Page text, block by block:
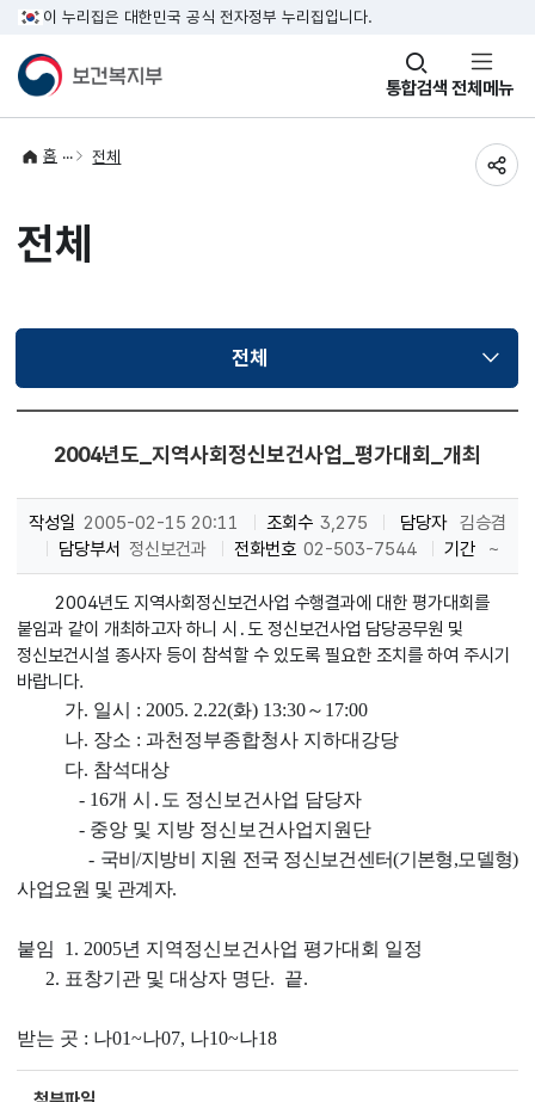
이 누리집은 대한민국 공식 전자정부 누리집입니다.
통합검색
창
열기 전체메뉴
홈 전체
전체
전체선택됨
2004년도_지역사회정신보건사업_평가대회_개최
작성일 2005-02-15 20:11 조회수 3,275 담당자 김승겸
담당부서 정신보건과 전화번호 02-503-7544 기간 ~
2004년도 지역사회정신보건사업 수행결과에 대한 평가대회를
붙임과 같이 개최하고자 하니 시․도 정신보건사업 담당공무원 및
정신보건시설 종사자 등이 참석할 수 있도록 필요한 조치를 하여 주시기
바랍니다.
가. 일시 : 2005. 2.22(화) 13:30～17:00
나. 장소 : 과천정부종합청사 지하대강당
다. 참석대상
- 16개 시․도 정신보건사업 담당자
- 중앙 및 지방 정신보건사업지원단
- 국비/지방비 지원 전국 정신보건센터(기본형,모델형)
사업요원 및 관계자.
붙임 1. 2005년 지역정신보건사업 평가대회 일정
2. 표창기관 및 대상자 명단. 끝.
받는 곳 : 나01~나07, 나10~나18